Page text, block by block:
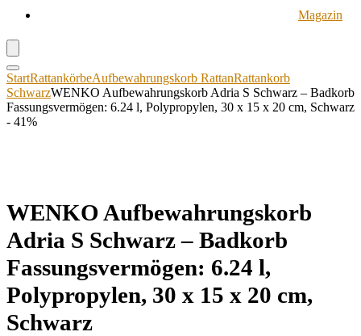
Magazin
StartRattankörbeAufbewahrungskorb RattanRattankorb
SchwarzWENKO Aufbewahrungskorb Adria S Schwarz – Badkorb
Fassungsvermögen: 6.24 l, Polypropylen, 30 x 15 x 20 cm, Schwarz
- 41%
WENKO Aufbewahrungskorb
Adria S Schwarz – Badkorb
Fassungsvermögen: 6.24 l,
Polypropylen, 30 x 15 x 20 cm,
Schwarz